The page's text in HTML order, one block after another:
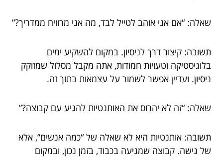
שאלה: “אם אני אוהב לטייל לבד, מה אני מרוויח ממדריך?”
תשובה: קיצור דרך לניסיון. במקום להשקיע ימים
בלוגיסטיקה וטעויות חמודות, אתה מקבל מסלול שמזוקק
ניסיון. ועדיין אפשר לשמור על עצמאות בתוך זה.
שאלה: “זה לא יהרוס את האותנטיות להגיע עם קבוצה?”
תשובה: אותנטיות היא לא שאלה של “כמה אנשים”, אלא
של גישה. קבוצה שמגיעה בכבוד, בזמן נכון, ובמקום